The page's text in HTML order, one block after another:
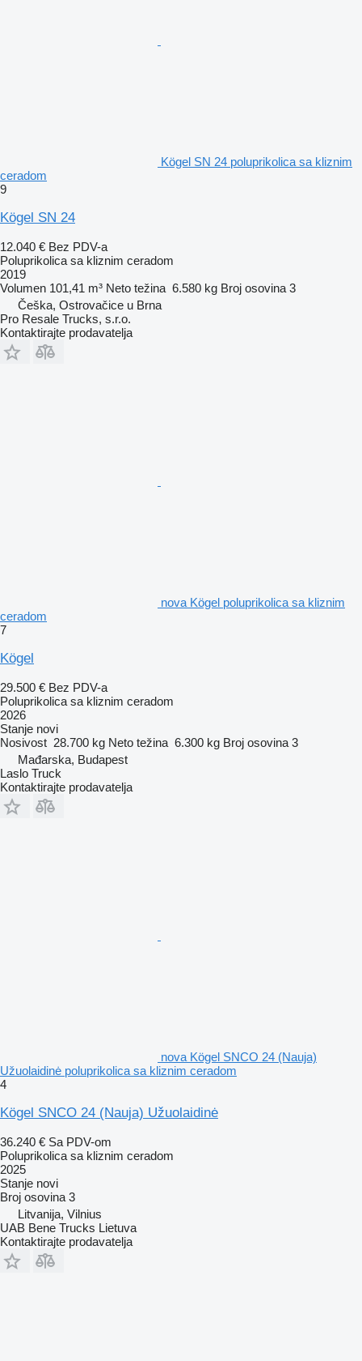
Kögel SN 24 poluprikolica sa kliznim
ceradom
9
Kögel SN 24
12.040 € Bez PDV-a
Poluprikolica sa kliznim ceradom
2019
Volumen 101,41 m³ Neto težina 6.580 kg Broj osovina 3
Češka, Ostrovačice u Brna
Pro Resale Trucks, s.r.o.
Kontaktirajte prodavatelja
nova Kögel poluprikolica sa kliznim
ceradom
7
Kögel
29.500 € Bez PDV-a
Poluprikolica sa kliznim ceradom
2026
Stanje novi
Nosivost 28.700 kg Neto težina 6.300 kg Broj osovina 3
Mađarska, Budapest
Laslo Truck
Kontaktirajte prodavatelja
nova Kögel SNCO 24 (Nauja)
Užuolaidinė poluprikolica sa kliznim ceradom
4
Kögel SNCO 24 (Nauja) Užuolaidinė
36.240 € Sa PDV-om
Poluprikolica sa kliznim ceradom
2025
Stanje novi
Broj osovina 3
Litvanija, Vilnius
UAB Bene Trucks Lietuva
Kontaktirajte prodavatelja